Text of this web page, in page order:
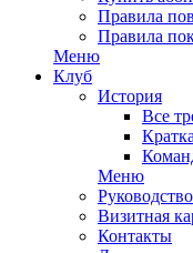
Правила
Правила
Меню
Клуб
История
Все
Меню
Руководство
Визитная
Контакты